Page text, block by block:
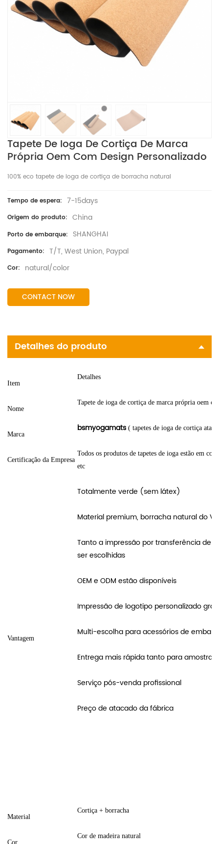
Tapete De Ioga De Cortiça De Marca
Própria Oem Com Design Personalizado
100% eco tapete de ioga de cortiça de borracha natural
Tempo de espera: 7-15days
Origem do produto: China
Porto de embarque: SHANGHAI
Pagamento: T/T, West Union, Paypal
Cor: natural/color
CONTACT NOW
Detalhes do produto
Item
Detalhes
Nome
Tapete de ioga de cortiça de marca própria oem
Marca
bsmyogamats ( tapetes de ioga de cortiça
Certificação da Empresa
Todos os produtos de tapetes de ioga estão em
etc
Vantagem
Totalmente verde (sem látex)
Material premium, borracha natural do
Tanto a impressão por transferência de
ser escolhidas
OEM e ODM estão disponíveis
Impressão de logotipo personalizado
Multi-escolha para acessórios de
Entrega mais rápida tanto para amostra
Serviço pós-venda profissional
Preço de atacado da fábrica
Material
Cortiça + borracha
Cor
Cor de madeira natural